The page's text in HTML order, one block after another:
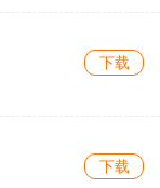
下载
下载